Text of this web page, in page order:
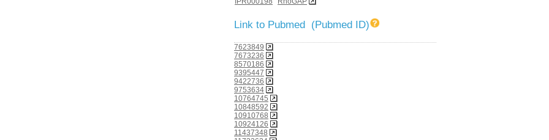
Link to Pubmed (Pubmed ID)
7623849
7673236
8570186
9395447
9422736
9753634
10764745
10848592
10910768
10924126
11437348